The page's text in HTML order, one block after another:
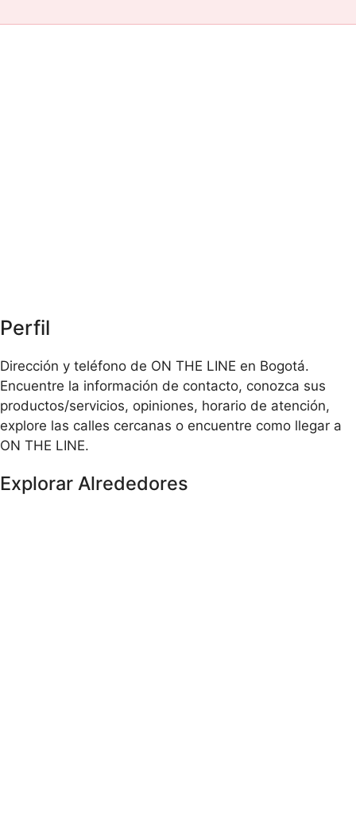
Perfil
Dirección y teléfono de ON THE LINE en Bogotá.
Encuentre la información de contacto, conozca sus
productos/servicios, opiniones, horario de atención,
explore las calles cercanas o encuentre como llegar a
ON THE LINE.
Explorar Alrededores